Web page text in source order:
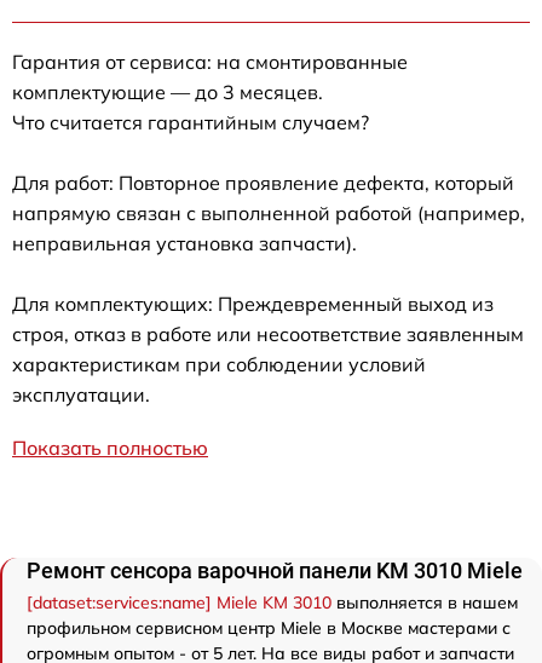
Гарантия от сервиса: на смонтированные
комплектующие — до 3 месяцев.
Что считается гарантийным случаем?
Для работ: Повторное проявление дефекта, который
напрямую связан с выполненной работой (например,
неправильная установка запчасти).
Для комплектующих: Преждевременный выход из
строя, отказ в работе или несоответствие заявленным
характеристикам при соблюдении условий
эксплуатации.
Показать полностью
Ремонт сенсора варочной панели KM 3010 Miele
[dataset:services:name] Miele KM 3010 выполняется в нашем
профильном сервисном центр Miele в Москве мастерами с
огромным опытом - от 5 лет. На все виды работ и запчасти